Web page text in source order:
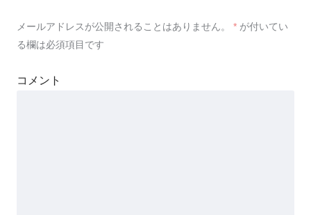
メールアドレスが公開されることはありません。 * が付いてい
る欄は必須項目です
コメント